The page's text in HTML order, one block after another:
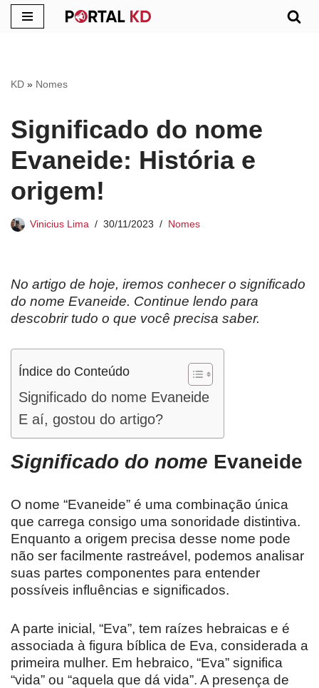
conteúdo
KD » Nomes
Significado do nome
Evaneide: História e
origem!
Vinicius Lima 30/11/2023 Nomes
No artigo de hoje, iremos conhecer o significado
do nome Evaneide. Continue lendo para
descobrir tudo o que você precisa saber.
Índice do Conteúdo
Significado do nome Evaneide
E aí, gostou do artigo?
Significado do nome Evaneide
O nome “Evaneide” é uma combinação única
que carrega consigo uma sonoridade distintiva.
Enquanto a origem precisa desse nome pode
não ser facilmente rastreável, podemos analisar
suas partes componentes para entender
possíveis influências e significados.
A parte inicial, “Eva”, tem raízes hebraicas e é
associada à figura bíblica de Eva, considerada a
primeira mulher. Em hebraico, “Eva” significa
“vida” ou “aquela que dá vida”. A presença de